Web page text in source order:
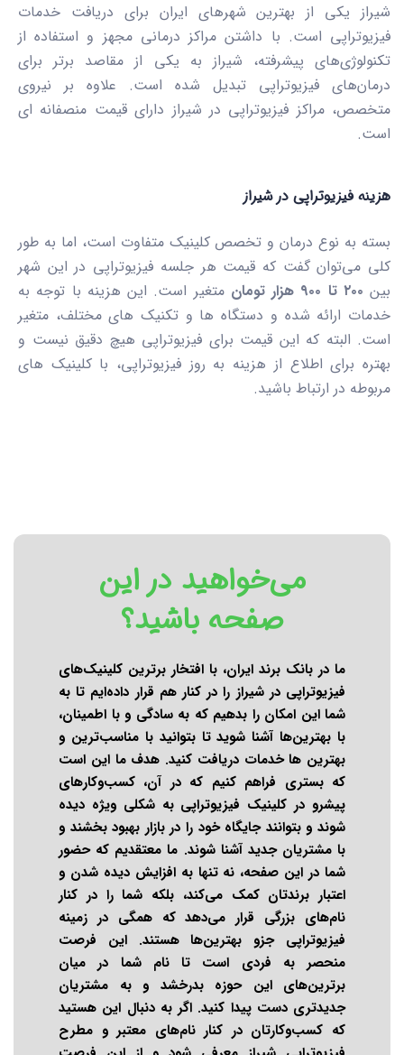
شیراز یکی از بهترین شهرهای ایران برای دریافت خدمات
فیزیوتراپی است. با داشتن مراکز درمانی مجهز و استفاده از
تکنولوژی‌های پیشرفته، شیراز به یکی از مقاصد برتر برای
درمان‌های فیزیوتراپی تبدیل شده است. علاوه بر نیروی
متخصص، مراکز فیزیوتراپی در شیراز دارای قیمت منصفانه ای
است.
هزینه فیزیوتراپی در شیراز
بسته به نوع درمان و تخصص کلینیک متفاوت است، اما به طور
کلی می‌توان گفت که قیمت هر جلسه فیزیوتراپی در این شهر
بین ۲۰۰ تا ۹۰۰ هزار تومان
متغیر است. این هزینه با توجه به
خدمات ارائه شده و دستگاه ها و تکنیک های مختلف، متغیر
است. البته که این قیمت برای فیزیوتراپی هیچ دقیق نیست و
بهتره برای اطلاع از هزینه به روز فیزیوتراپی، با کلینیک های
مربوطه در ارتباط باشید.
می‌خواهید در این
صفحه باشید؟
ما در بانک برند ایران، با افتخار برترین کلینیک‌های
فیزیوتراپی در شیراز را در کنار هم قرار داده‌ایم تا به
شما این امکان را بدهیم که به سادگی و با اطمینان،
با بهترین‌ها آشنا شوید تا بتوانید با مناسب‌ترین و
بهترین ها خدمات دریافت کنید. هدف ما این است
که بستری فراهم کنیم که در آن، کسب‌وکارهای
پیشرو در کلینیک فیزیوتراپی به شکلی ویژه دیده
شوند و بتوانند جایگاه خود را در بازار بهبود بخشند و
با مشتریان جدید آشنا شوند. ما معتقدیم که حضور
شما در این صفحه، نه تنها به افزایش دیده شدن و
اعتبار برندتان کمک می‌کند، بلکه شما را در کنار
نام‌های بزرگی قرار می‌دهد که همگی در زمینه
فیزیوتراپی جزو بهترین‌ها هستند. این فرصت
منحصر به فردی است تا نام شما در میان
برترین‌های این حوزه بدرخشد و به مشتریان
جدیدتری دست پیدا کنید. اگر به دنبال این هستید
که کسب‌وکارتان در کنار نام‌های معتبر و مطرح